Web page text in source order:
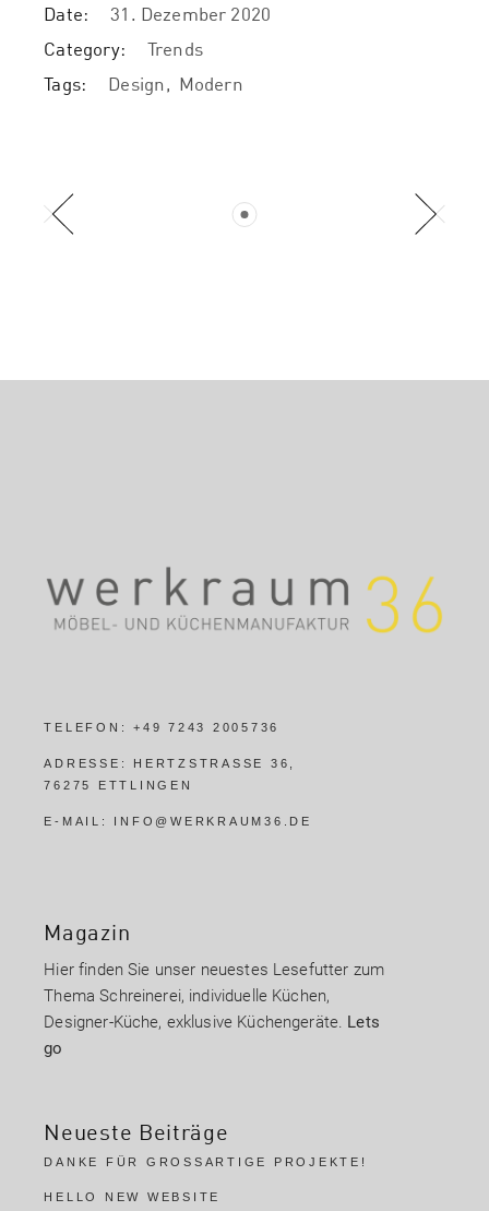
Date:
31. Dezember 2020
Category:
Trends
Tags:
Design Modern
TELEFON:+49 7243 2005736
ADRESSE: HERTZSTRASSE 36,
76275 ETTLINGEN
E-MAIL: INFO@WERKRAUM36.DE
Magazin
Hier finden Sie unser neuestes Lesefutter zum
Thema Schreinerei, individuelle Küchen,
Designer-Küche, exklusive Küchengeräte. Lets
go
Neueste Beiträge
DANKE FÜR GROSSARTIGE PROJEKTE!
HELLO NEW WEBSITE